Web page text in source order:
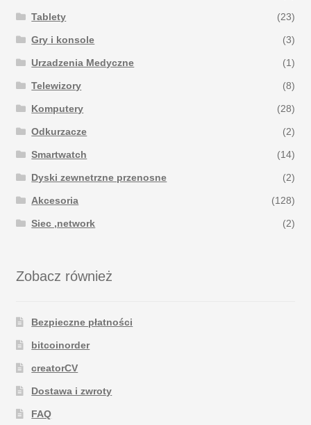
Tablety (23)
Gry i konsole (3)
Urzadzenia Medyczne (1)
Telewizory (8)
Komputery (28)
Odkurzacze (2)
Smartwatch (14)
Dyski zewnetrzne przenosne (2)
Akcesoria (128)
Siec ,network (2)
Zobacz również
Bezpieczne płatności
bitcoinorder
creatorCV
Dostawa i zwroty
FAQ